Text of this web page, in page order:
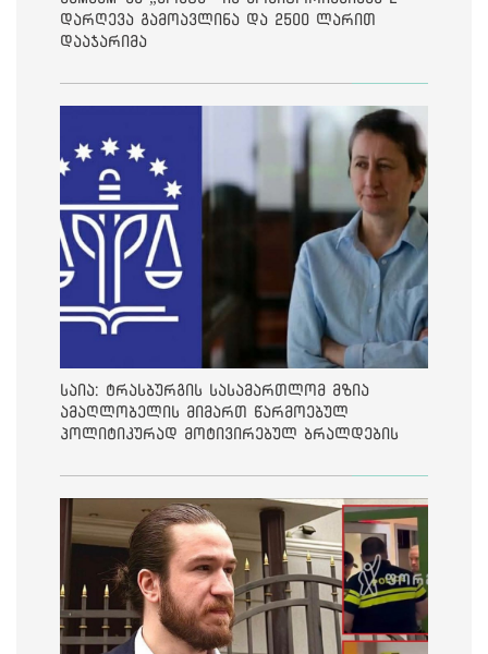
დარღევა გამოავლინა და 2500 ლარით
დააჯარიმა
საია: ტრასბურგის სასამართლომ მზია
ამაღლობელის მიმართ წარმოებულ
პოლიტიკურად მოტივირებულ ბრალდების